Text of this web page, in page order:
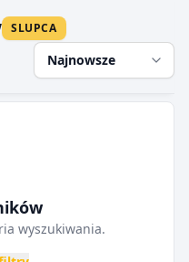
SLUPCA
Najnowsze
wyszukiwania.